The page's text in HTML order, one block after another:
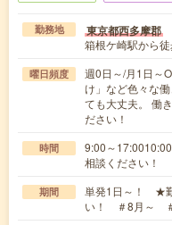
勤務地 東京都西多摩郡
箱根ケ崎駅から
曜日頻度
週0日～/月1日～
け」など色々な
ても大丈夫。 働
ださい！
時間
9:00～
相談ください！
期間
単発1日～！ ★勤
い！ ＃8月～